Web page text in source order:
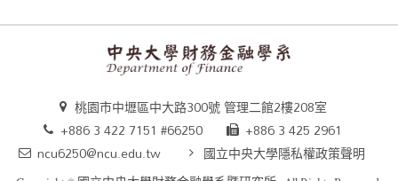
桃園市中壢區中大路300號 管理二館2樓208室
+886 3 422 7151 #66250
+886 3 425 2961
ncu6250@ncu.edu.tw
國立中央大學隱私權政策聲明